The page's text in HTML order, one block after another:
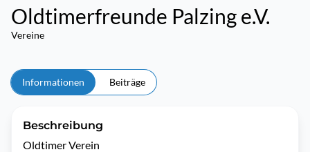
Oldtimerfreunde Palzing e.V.
Vereine
Informationen Beiträge
Beschreibung
Oldtimer Verein